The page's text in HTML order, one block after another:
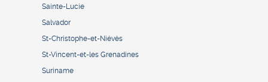
Sainte-Lucie
Salvador
St-Christophe-et-Niévès
St-Vincent-et-les Grenadines
Suriname